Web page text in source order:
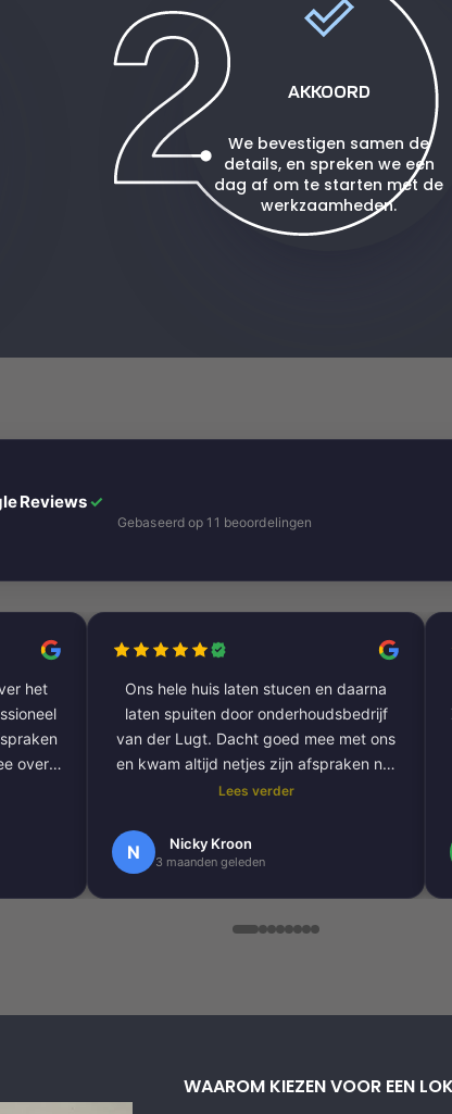
AKKOORD
We bevestigen samen de
details, en spreken we een
dag af om te starten met de
werkzaamheden.
Reviews✓
Gebaseerd op 11 beoordelingen
het
over
Ons hele huis laten stucen en daarna
laten spuiten door onderhoudsbedrijf
van der Lugt. Dacht goed mee met ons
en kwam altijd netjes zijn afspraken na.
De volgende klus hebben we al gepland
Nogmaals bedankt.
Lees verder
N Nicky Kroon
3 maanden geleden
WAAROM KIEZEN VOOR EEN